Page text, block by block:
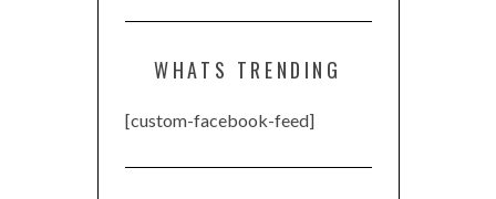
WHATS TRENDING
[custom-facebook-feed]